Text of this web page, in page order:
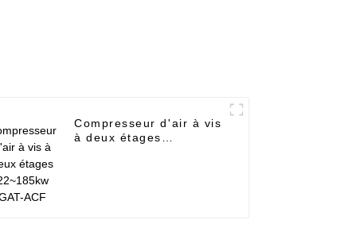
Compresseur d'air à vis
à deux étages